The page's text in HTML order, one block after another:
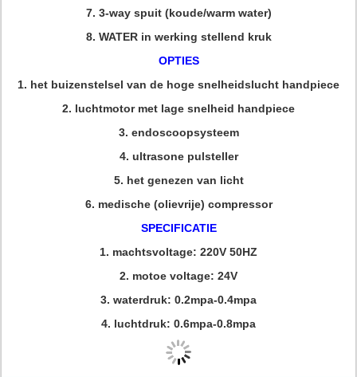
7. 3-way spuit (koude/warm water)
8. WATER in werking stellend kruk
OPTIES
1. het buizenstelsel van de hoge snelheidslucht handpiece
2. luchtmotor met lage snelheid handpiece
3. endoscoopsysteem
4. ultrasone pulsteller
5. het genezen van licht
6. medische (olievrije) compressor
SPECIFICATIE
1. machtsvoltage: 220V 50HZ
2. motoe voltage: 24V
3. waterdruk: 0.2mpa-0.4mpa
4. luchtdruk: 0.6mpa-0.8mpa